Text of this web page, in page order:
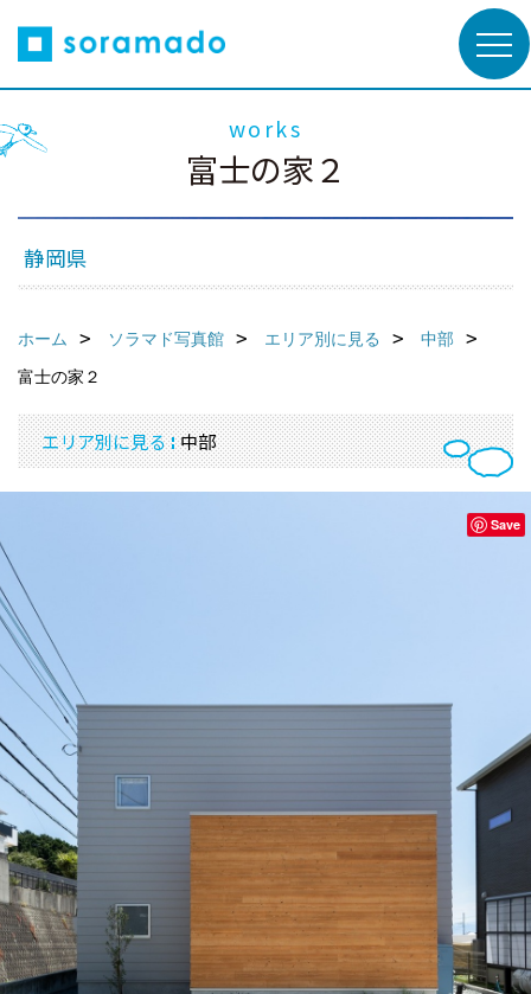
works
富士の家２
静岡県
ホーム ソラマド写真館 エリア別に見る
中部
富士の家２
エリア別に見る 中部
Save